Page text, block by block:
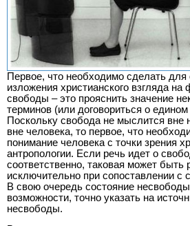
Первое, что необходимо сделать для
изложения христианского взгляда
свободы – это прояснить значение
терминов (или договориться о
Поскольку свобода не мыслится вне
вне человека, то первое, что
понимание человека с точки зрения
антропологии. Если речь идет о
соответственно, таковая может быть
исключительно при сопоставлении с
В свою очередь состояние
возможности, точно указать на
несвободы.